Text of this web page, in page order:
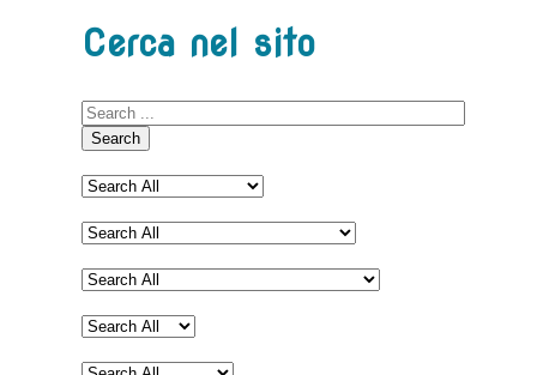
Cerca nel sito
Search